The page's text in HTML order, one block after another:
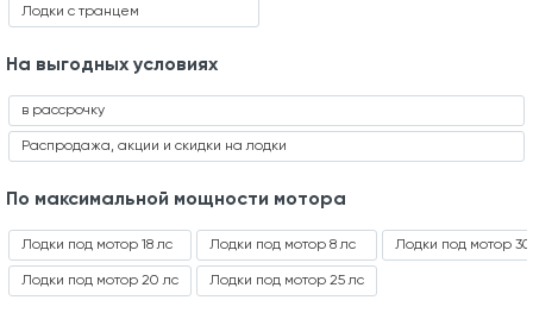
Лодки с транцем
На выгодных условиях
в рассрочку
Распродажа, акции и скидки на лодки
По максимальной мощности мотора
Лодки под мотор 18 лс
Лодки под мотор 20 лс
Лодки под мотор 8 лс
Лодки под мотор 25 лс
Лодки под мотор